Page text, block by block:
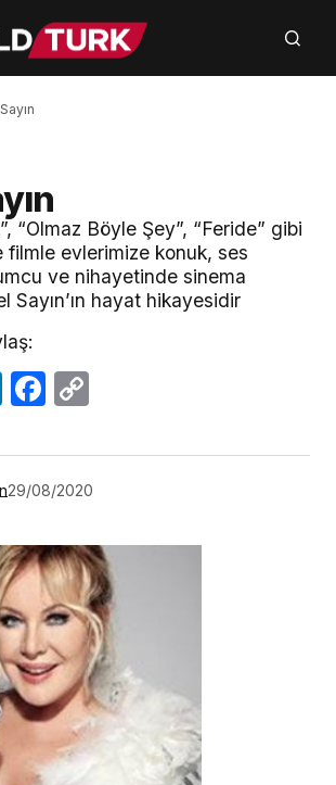
“Olmaz Böyle Şey”, “Feride” gibi
filmle evlerimize konuk, ses
ve nihayetinde sinema
Sayın’ın hayat hikayesidir
LinkedIn
Facebook
29/08/2020